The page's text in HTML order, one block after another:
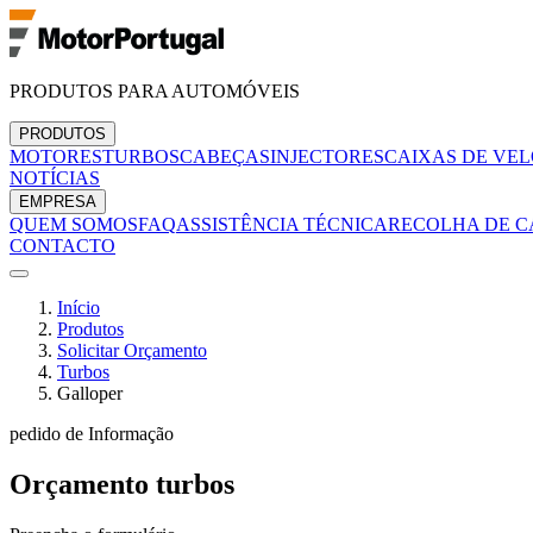
PRODUTOS PARA AUTOMÓVEIS
PRODUTOS
MOTORESTURBOSCABEÇASINJECTORESCAIXAS DE
NOTÍCIAS
EMPRESA
QUEM SOMOSFAQASSISTÊNCIA TÉCNICARECOLHA DE
CONTACTO
Início
Produtos
Solicitar Orçamento
Turbos
Galloper
pedido de Informação
Orçamento turbos